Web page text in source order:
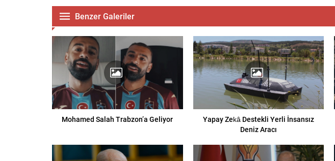
Benzer Galeriler
Mohamed Salah Trabzon’a Geliyor
Yapay Zekâ Destekli Yerli İnsansız
Deniz Aracı